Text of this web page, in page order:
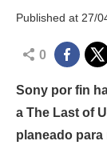
Published at 27/
0
Sony por fin
a The Last of
planeado